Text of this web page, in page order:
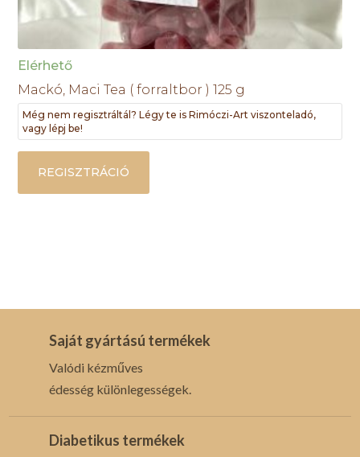
Elérhető
Mackó, Maci Tea ( forraltbor ) 125 g
Még nem regisztráltál? Légy te is Rimóczi-Art viszonteladó,
vagy lépj be!
REGISZTRÁCIÓ
Saját gyártású termékek
Valódi kézműves
édesség különlegességek.
Diabetikus termékek